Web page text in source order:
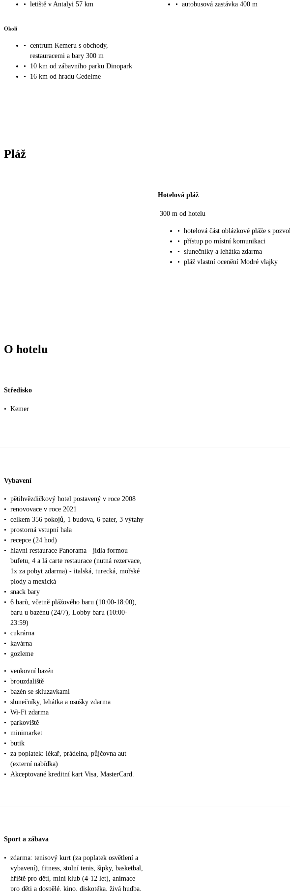
• letiště v Antalyi 57 km • autobusová zastávka 400 m
Okolí
• centrum Kemeru s obchody,
restauracemi a bary 300 m
•
10 km od zábavního parku Dinopark
•
16 km od hradu Gedelme
Pláž
Hotelová pláž
300 m od hotelu
• hotelová část oblázkové pláže s
• přístup po místní komunikaci
• slunečníky a lehátka zdarma
• pláž vlastní ocenění Modré vlajky
O hotelu
Středisko
• Kemer
Vybavení
• pětihvězdičkový hotel postavený v roce 2008
• renovovace v roce 2021
• celkem 356 pokojů, 1 budova, 6 pater, 3 výtahy
• prostorná vstupní hala
• recepce (24 hod)
• hlavní restaurace Panorama - jídla formou
bufetu, 4 a lá carte restaurace (nutná rezervace,
1x za pobyt zdarma) - italská, turecká, mořské
plody a mexická
• snack bary
• 6 barů, včetně plážového baru (10:00-18:00),
baru u bazénu (24/7), Lobby baru (10:00-
23:59)
• cukrárna
• kavárna
• gozleme
• venkovní bazén
• brouzdaliště
• bazén se skluzavkami
• slunečníky, lehátka a osušky zdarma
• Wi-Fi zdarma
• parkoviště
• minimarket
• butik
• za poplatek: lékař, prádelna, půjčovna aut
(externí nabídka)
• Akceptované kreditní kart Visa, MasterCard.
Sport a zábava
• zdarma: tenisový kurt (za poplatek osvětlení a
vybavení), fitness, stolní tenis, šipky, basketbal,
hřiště pro děti, mini klub (4-12 let), animace
pro děti a dospělé, kino, diskotéka, živá hudba,